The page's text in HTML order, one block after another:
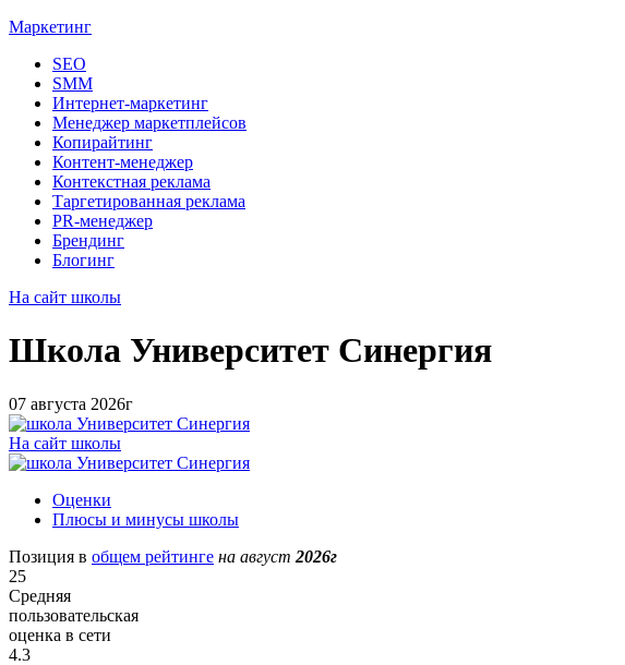
Маркетинг
SEO
SMM
Интернет-маркетинг
Менеджер маркетплейсов
Копирайтинг
Контент-менеджер
Контекстная реклама
Таргетированная реклама
PR-менеджер
Брендинг
Блогинг
На сайт школы
Школа Университет Синергия
07 августа 2026г
На сайт школы
Оценки
Плюсы и минусы школы
Позиция в общем рейтинге на август 2026г
25
Средняя
пользовательская
оценка в сети
4.3